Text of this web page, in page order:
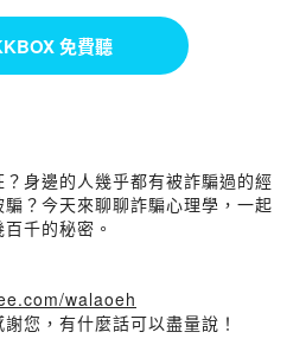
免費聽
身邊的人幾乎都有被詐騙過的經
？今天來聊聊詐騙心理學，一起
千的秘密。
walaoeh
您，有什麼話可以盡量說！